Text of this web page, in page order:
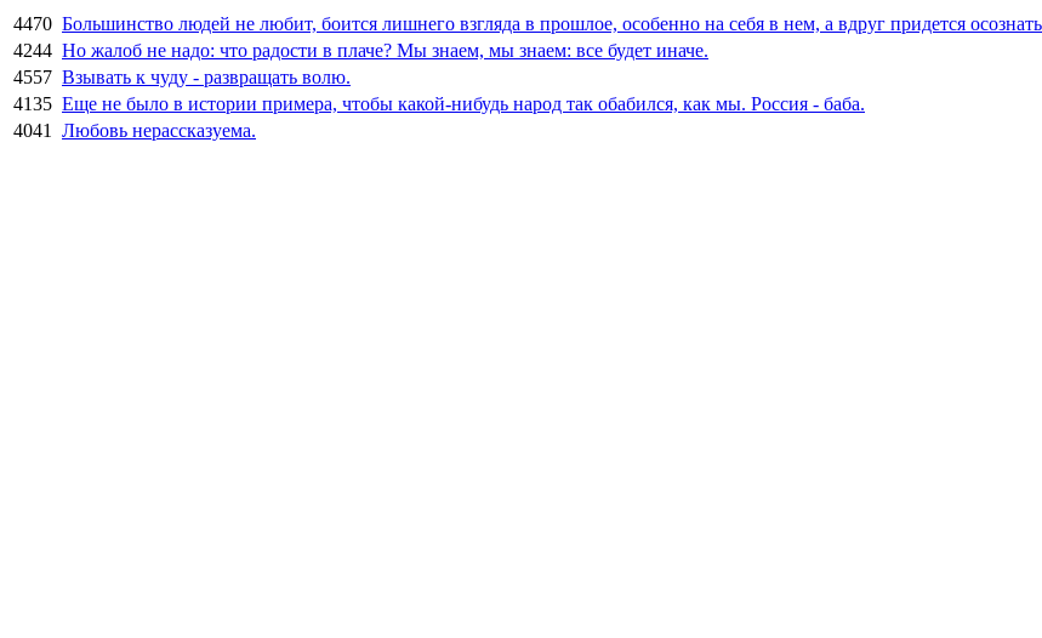
4470 Большинство людей не любит, боится лишнего взгляда в прошлое, особенно на себя в нем, а вдруг придется
4244 Но жалоб не надо: что радости в плаче? Мы знаем, мы знаем: все будет иначе.
4557 Взывать к чуду - развращать волю.
4135 Еще не было в истории примера, чтобы какой-нибудь народ так обабился, как мы. Россия - баба.
4041
Любовь нерассказуема.